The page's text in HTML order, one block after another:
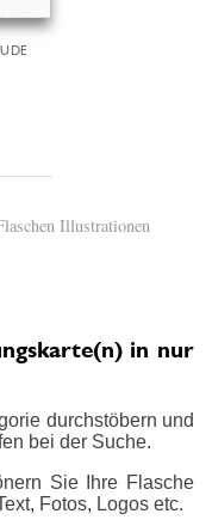
Illustrationen
in nur
durchstöbern und
bei der Suche.
Sie Ihre Flasche
Fotos, Logos etc.